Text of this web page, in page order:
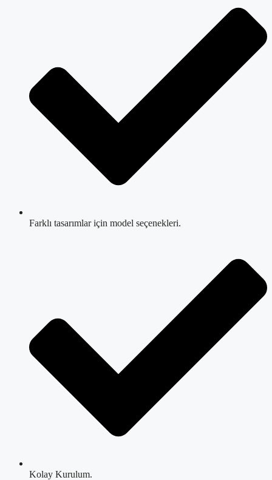
Farklı tasarımlar için model seçenekleri.
Kolay Kurulum.